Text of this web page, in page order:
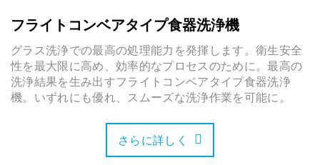
フライトコンベアタイプ食器洗浄機
グラス洗浄での最高の処理能力を発揮します。衛生安全
性を最大限に高め、効率的なプロセスのために。最高の
洗浄結果を生み出すフライトコンベアタイプ食器洗浄
機。いずれにも優れ、スムーズな洗浄作業を可能に。
さらに詳しく